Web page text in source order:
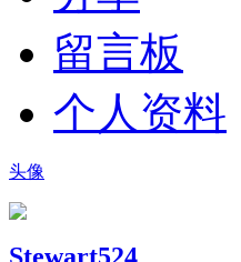
留言板
个人资料
头像
Stewart524